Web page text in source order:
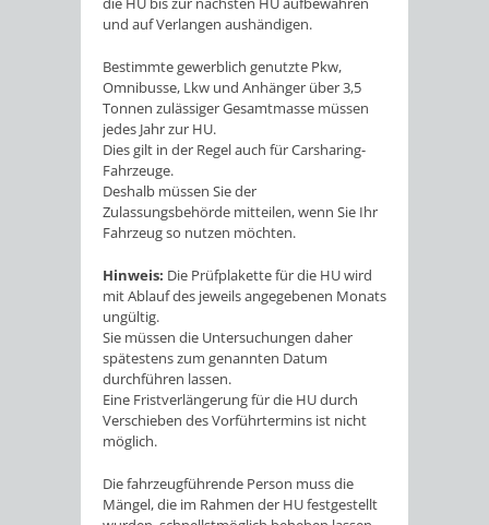
und auf Verlangen aushändigen.
Bestimmte gewerblich genutzte Pkw,
Omnibusse, Lkw und Anhänger über 3,5
Tonnen zulässiger Gesamtmasse müssen
jedes Jahr zur HU.
Dies gilt in der Regel auch für Carsharing-
Fahrzeuge.
Deshalb müssen Sie der
Zulassungsbehörde mitteilen, wenn Sie Ihr
Fahrzeug so nutzen möchten.
Hinweis: Die Prüfplakette für die HU wird
mit Ablauf des jeweils angegebenen Monats
ungültig.
Sie müssen die Untersuchungen daher
spätestens zum genannten Datum
durchführen lassen.
Eine Fristverlängerung für die HU durch
Verschieben des Vorführtermins ist nicht
möglich.
Die fahrzeugführende Person muss die
Mängel, die im Rahmen der HU festgestellt